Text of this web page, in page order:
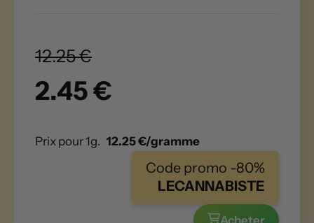
12.25 €
2.45 €
Prix pour 1g. 12.25 €/gramme
Code promo -80%
LECANNABISTE